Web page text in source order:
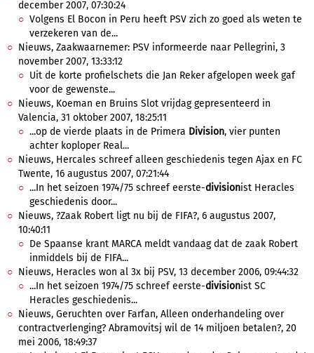
december 2007, 07:30:24
Volgens El Bocon in Peru heeft PSV zich zo goed als weten te
verzekeren van de...
Nieuws, Zaakwaarnemer: PSV informeerde naar Pellegrini, 3
november 2007, 13:33:12
Uit de korte profielschets die Jan Reker afgelopen week gaf
voor de gewenste...
Nieuws, Koeman en Bruins Slot vrijdag gepresenteerd in
Valencia, 31 oktober 2007, 18:25:11
...op de vierde plaats in de Primera Division, vier punten
achter koploper Real...
Nieuws, Hercales schreef alleen geschiedenis tegen Ajax en FC
Twente, 16 augustus 2007, 07:21:44
...In het seizoen 1974/75 schreef eerste-divisionist Heracles
geschiedenis door...
Nieuws, ?Zaak Robert ligt nu bij de FIFA?, 6 augustus 2007,
10:40:11
De Spaanse krant MARCA meldt vandaag dat de zaak Robert
inmiddels bij de FIFA...
Nieuws, Heracles won al 3x bij PSV, 13 december 2006, 09:44:32
...In het seizoen 1974/75 schreef eerste-divisionist SC
Heracles geschiedenis...
Nieuws, Geruchten over Farfan, Alleen onderhandeling over
contractverlenging? Abramovitsj wil de 14 miljoen betalen?, 20
mei 2006, 18:49:37